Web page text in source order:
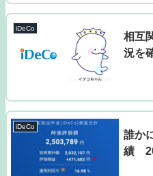
iDeCo
相互
況を
iDeCo
誰か
績